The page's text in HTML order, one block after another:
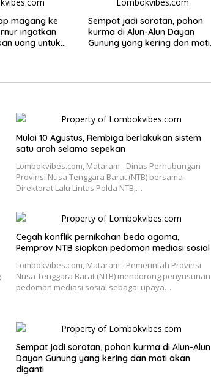
magang ke
ingatkan
uang untuk
Sempat jadi sorotan, pohon
kurma di Alun-Alun Dayan
Gunung yang kering dan mati
Mulai 10 Agustus, Rembiga berlakukan sistem
satu arah selama sepekan
Lombokvibes.com, Mataram– Dinas Perhubungan
Provinsi Nusa Tenggara Barat (NTB) bersama
Direktorat Lalu Lintas Polda NTB,…
Cegah konflik pernikahan beda agama,
Pemprov NTB siapkan pedoman mediasi sosial
Lombokvibes.com, Mataram– Pemerintah Provinsi
Nusa Tenggara Barat (NTB) mendorong penyusunan
pedoman mediasi sosial sebagai upaya…
Sempat jadi sorotan, pohon kurma di Alun-Alun
Dayan Gunung yang kering dan mati akan
diganti